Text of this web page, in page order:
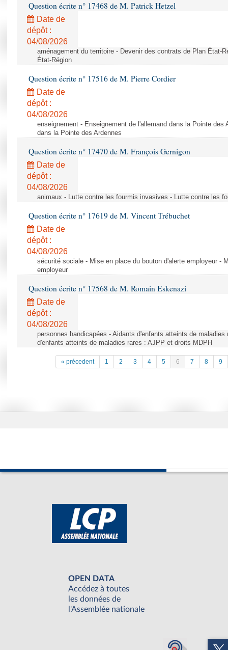
Question écrite n° 17468 de M. Patrick Hetzel
Date de
dépôt :
04/08/2026
aménagement du territoire - Devenir des contrats de Plan État-
État-Région
Question écrite n° 17516 de M. Pierre Cordier
Date de
dépôt :
04/08/2026
enseignement - Enseignement de l'allemand dans la Pointe des
dans la Pointe des Ardennes
Question écrite n° 17470 de M. François Gernigon
Date de
dépôt :
04/08/2026
animaux - Lutte contre les fourmis invasives - Lutte contre les
Question écrite n° 17619 de M. Vincent Trébuchet
Date de
dépôt :
04/08/2026
sécurité sociale - Mise en place du bouton d'alerte employeur -
employeur
Question écrite n° 17568 de M. Romain Eskenazi
Date de
dépôt :
04/08/2026
personnes handicapées - Aidants d'enfants atteints de
d'enfants atteints de maladies rares : AJPP et droits MDPH
« précedent 1 2 3 4 5 6 7 8 9
OPEN DATA
Accédez à toutes
les données de
l'Assemblée nationale